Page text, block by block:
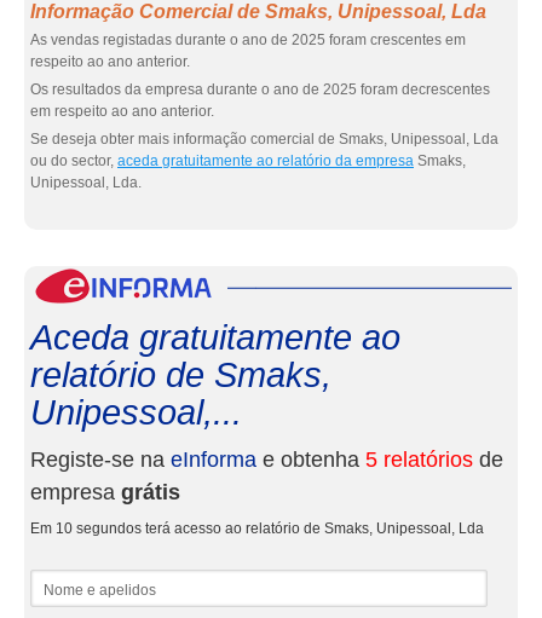
Informação Comercial de Smaks, Unipessoal, Lda
As vendas registadas durante o ano de 2025 foram crescentes em
respeito ao ano anterior.
Os resultados da empresa durante o ano de 2025 foram decrescentes
em respeito ao ano anterior.
Se deseja obter mais informação comercial de Smaks, Unipessoal, Lda
ou do sector, aceda gratuitamente ao relatório da empresa Smaks,
Unipessoal, Lda.
Aceda gratuitamente ao
relatório de Smaks,
Unipessoal,...
Registe-se na eInforma e obtenha 5 relatórios de
empresa grátis
Em 10 segundos terá acesso ao relatório de Smaks, Unipessoal, Lda